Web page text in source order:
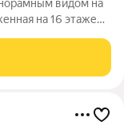
видом на
на 16 этаже
комната+ С/У,